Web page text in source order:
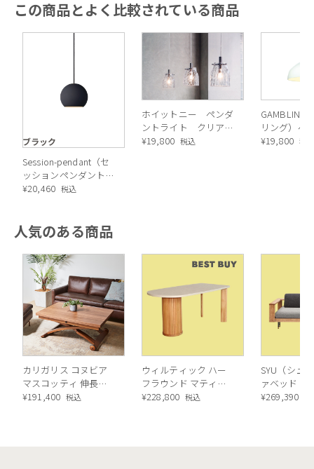
この商品とよく比較されている商品
ブラック
Session-pendant（セ
ッションペンダント）
ペンダントライト
¥20,460 税込
ホイットニー ペンダ
ントライト クリア
１灯
¥19,800 税込
GAMBLING
リング）ペ
イト
¥19,800 税
人気のある商品
カリガリス コヌビア
マスコッティ 伸長・
昇降式テーブル ／
¥191,400 税込
ウィルティック ハー
フラウンド マティエ
ラ塗装 ダイニングテ
¥228,800 税込
SYU（シュ
ァベッド（
ル）190cm
¥269,390